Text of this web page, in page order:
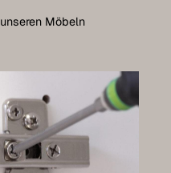
Möbeln